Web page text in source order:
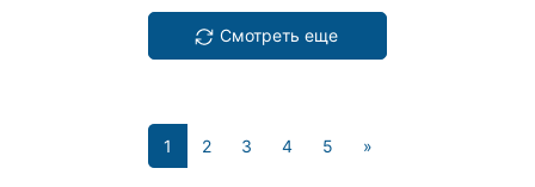
Смотреть еще
1 (current)
2 3 4 5 »